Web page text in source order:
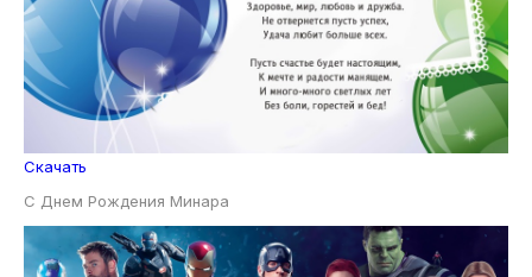
Скачать
С Днем Рождения Минара